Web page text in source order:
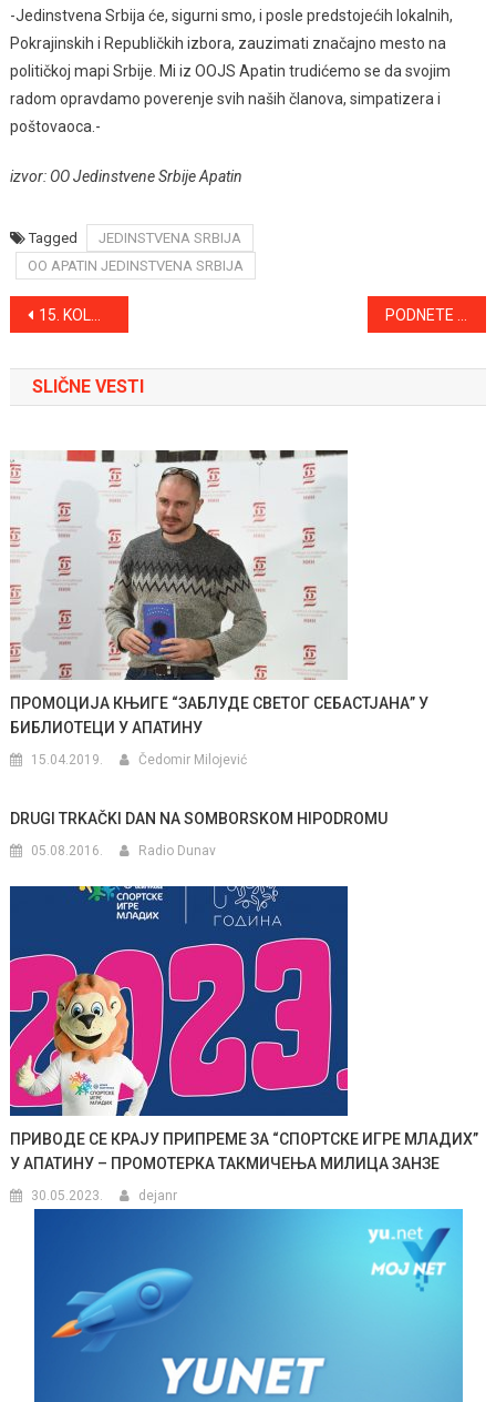
-Jedinstvena Srbija će, sigurni smo, i posle predstojećih lokalnih,
Pokrajinskih i Republičkih izbora, zauzimati značajno mesto na
političkoj mapi Srbije. Mi iz OOJS Apatin trudićemo se da svojim
radom opravdamo poverenje svih naših članova, simpatizera i
poštovaoca.-
izvor: OO Jedinstvene Srbije Apatin
Tagged
JEDINSTVENA SRBIJA
OO APATIN JEDINSTVENA SRBIJA
Kretanje
članka
15. KOLO JUNAKOVIĆ SUPER LIGE
SLIČNE VESTI
ПРОМОЦИЈА КЊИГЕ “ЗАБЛУДЕ СВЕТОГ СЕБАСТЈАНА” У
БИБЛИОТЕЦИ У АПАТИНУ
15.04.2019. Čedomir Milojević
DRUGI TRKAČKI DAN NA SOMBORSKOM HIPODROMU
05.08.2016. Radio Dunav
ПРИВОДЕ СЕ КРАЈУ ПРИПРЕМЕ ЗА “СПОРТСКЕ ИГРЕ МЛАДИХ”
У АПАТИНУ – ПРОМОТЕРКА ТАКМИЧЕЊА МИЛИЦА ЗАНЗЕ
30.05.2023. dejanr